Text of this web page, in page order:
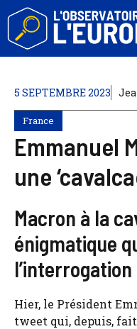
Aller
contenu
5 SEPTEMBRE 2023
France
Emmanuel
une
Macron à la
énigmatique
l’interrogation
Hier, le Président
tweet qui, depuis,